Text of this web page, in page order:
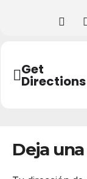
Get
Directions
Deja